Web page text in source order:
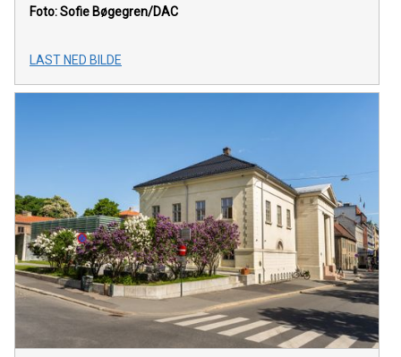
Foto: Sofie Bøgegren/DAC
LAST NED BILDE